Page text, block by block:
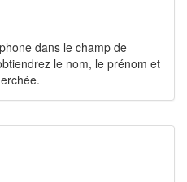
dans le champ de
le nom, le prénom et